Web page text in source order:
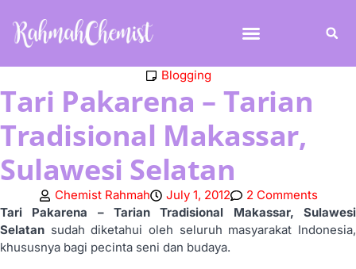
Blogging
Tari Pakarena – Tarian
Tradisional Makassar,
Sulawesi Selatan
Chemist Rahmah July 1, 2012
2 Comments
Tari Pakarena – Tarian Tradisional Makassar, Sulawesi
Selatan sudah diketahui oleh seluruh masyarakat Indonesia,
khususnya bagi pecinta seni dan budaya.